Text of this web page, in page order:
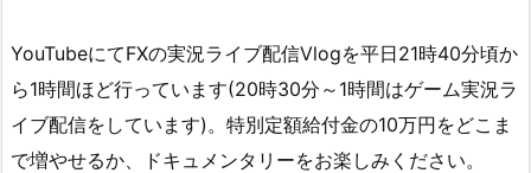
YouTubeにてFXの実況ライブ配信Vlogを平日21時40分頃か
ら1時間ほど行っています(20時30分～1時間はゲーム実況ラ
イブ配信をしています)。特別定額給付金の10万円をどこま
で増やせるか、ドキュメンタリーをお楽しみください。